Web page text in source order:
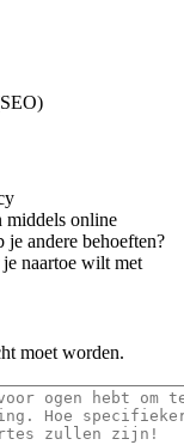
middels online
andere behoeften?
naartoe wilt met
moet worden.